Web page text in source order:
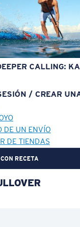
CALLING:
/ CREAR
DE UN ENVÍO
DE TIENDAS
RECETA
AL CARRITO!